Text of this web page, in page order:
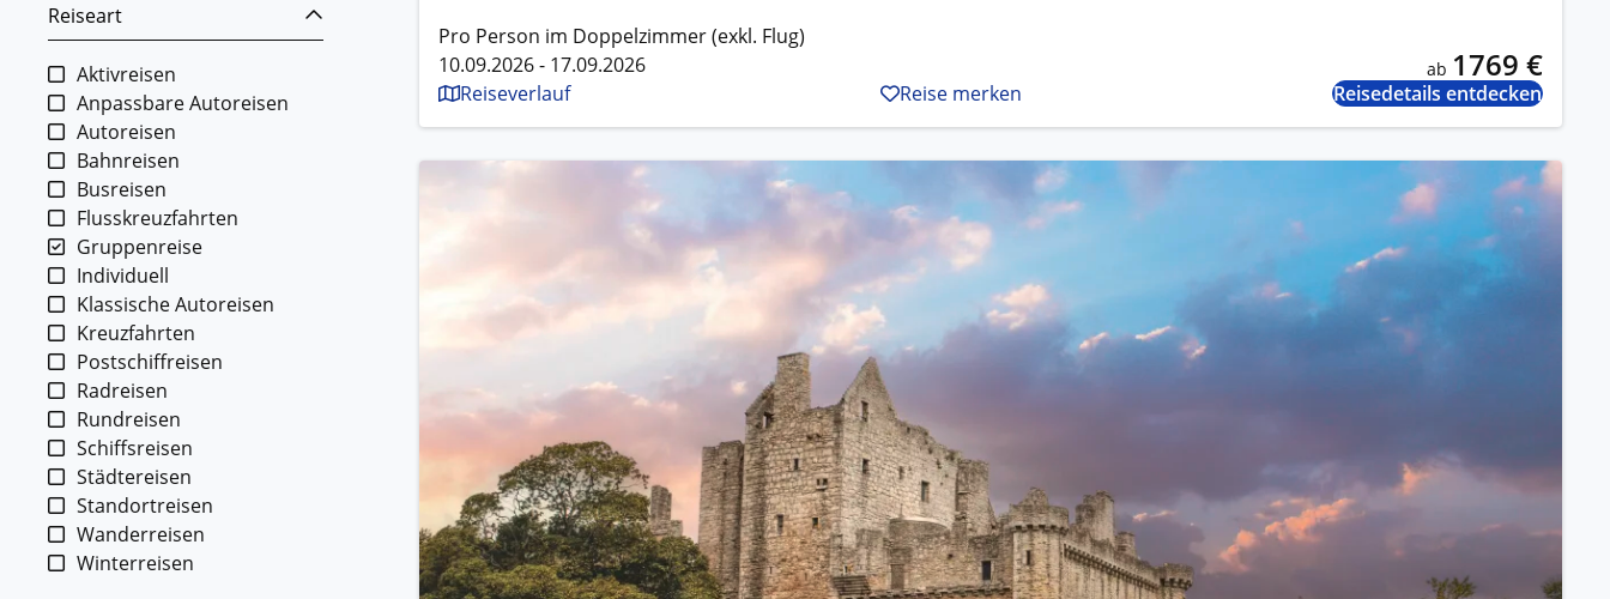
Reiseart
Aktivreisen
Anpassbare Autoreisen
Autoreisen
Bahnreisen
Busreisen
Flusskreuzfahrten
Gruppenreise
Individuell
Klassische Autoreisen
Kreuzfahrten
Postschiffreisen
Radreisen
Rundreisen
Schiffsreisen
Städtereisen
Standortreisen
Wanderreisen
Winterreisen
Pro Person im Doppelzimmer (exkl. Flug)
10.09.2026 - 17.09.2026
ab 1769 €
Reiseverlauf Reise merken Reisedetails entdecken